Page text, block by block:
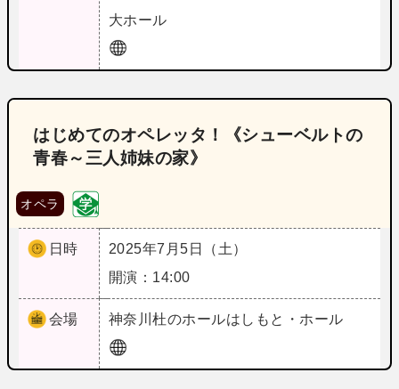
大ホール
はじめてのオペレッタ！《シューベルトの
青春～三人姉妹の家》
オペラ
日時
2025年7月5日（土）
開演：14:00
会場 神奈川杜のホールはしもと・ホール